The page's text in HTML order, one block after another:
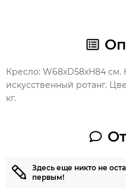
Кресло: W68xD58xH84 см.
искусственный ротанг.
кг.
Здесь еще никто не
первым!